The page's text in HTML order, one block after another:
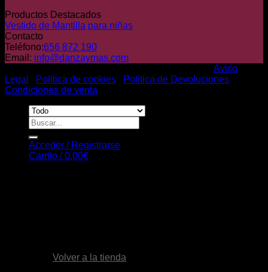
Productos Destacados
Vestido de Mantilla para niñas
Contacto
Teléfono:656 872 190
Email: info@danzaymas.com
Aviso
Legal
Política de cookies Política de Devoluciones
Condiciones de venta
Buscar
por:
Acceder / Registrarse
Carrito /0,00€
Volver a la tienda